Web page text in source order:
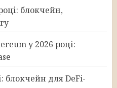
блокчейн,
у 2026 році:
блокчейн для DeFi-